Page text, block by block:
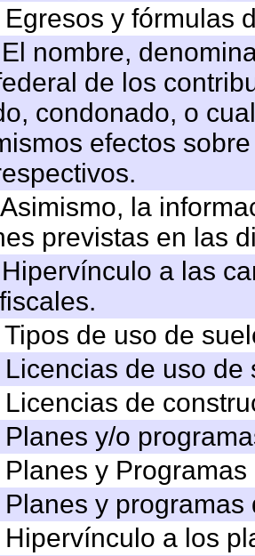
y fórmulas
nombre,
de los
condonado, o
efectos
la
previstas en las
a las
de uso de
de uso de
de
y/o
y
y
Hipervínculo a los